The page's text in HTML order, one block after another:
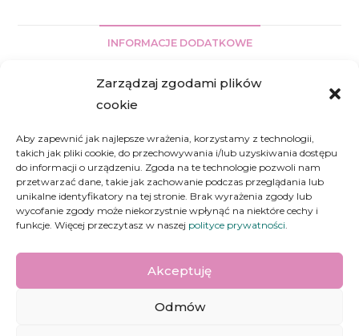
Zarządzaj zgodami plików
cookie
Aby zapewnić jak najlepsze wrażenia, korzystamy z technologii,
takich jak pliki cookie, do przechowywania i/lub uzyskiwania dostępu
do informacji o urządzeniu. Zgoda na te technologie pozwoli nam
przetwarzać dane, takie jak zachowanie podczas przeglądania lub
unikalne identyfikatory na tej stronie. Brak wyrażenia zgody lub
wycofanie zgody może niekorzystnie wpłynąć na niektóre cechy i
funkcje. Więcej przeczytasz w naszej polityce prywatności.
Akceptuję
Odmów
INFORMACJE DODATKOWE
Informacje dodatkowe
przezroczysty
CYFRA
0, 1, 2, 3, 4, 5, 6, 7, 8, 9